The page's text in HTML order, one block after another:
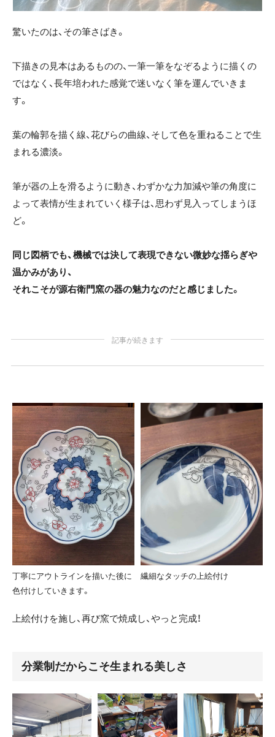
驚いたのは、その筆さばき。
下描きの見本はあるものの、一筆一筆をなぞるように描くの
ではなく、長年培われた感覚で迷いなく筆を運んでいきま
す。
葉の輪郭を描く線、花びらの曲線、そして色を重ねることで生
まれる濃淡。
筆が器の上を滑るように動き、わずかな力加減や筆の角度に
よって表情が生まれていく様子は、思わず見入ってしまうほ
ど。
同じ図柄でも、機械では決して表現できない微妙な揺らぎや
温かみがあり、
それこそが源右衛門窯の器の魅力なのだと感じました。
記事が続きます
丁寧にアウトラインを描いた後に
色付けしていきます。
繊細なタッチの上絵付け
上絵付けを施し、再び窯で焼成し、やっと完成！
分業制だからこそ生まれる美しさ